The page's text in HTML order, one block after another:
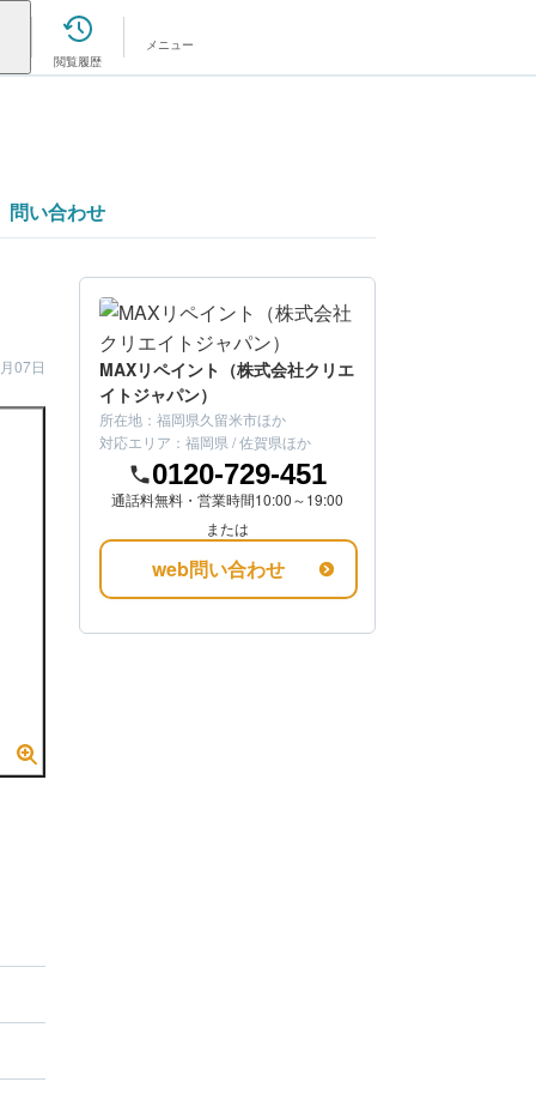
閲覧履歴
メニュー
問い合わせ
07日
MAXリペイント（株式会社クリエ
イトジャパン）
所在地： 福岡県久留米市ほか
対応エリア： 福岡県 / 佐賀県ほか
0120-729-451
通話料無料・営業時間10:00～19:00
または
web問い合わせ